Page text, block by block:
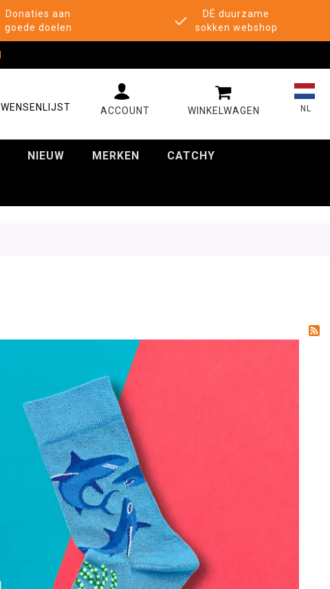
Donaties aan
goede doelen
DÉ duurzame
sokken webshop
NL
WENSENLIJST
MIJN WINKELWAGEN
NIEUW MERKEN CATCHY